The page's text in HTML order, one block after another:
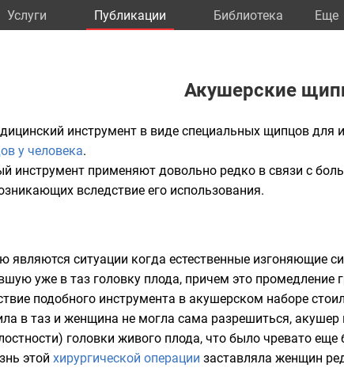
Услуги Публикации Библиотека Eще
Акушерские
инструмент в виде специальных щипцов для
у человека.
инструмент применяют довольно редко в связи с
вследствие его использования.
являются ситуации когда естественные изгоняющие
уже в таз головку плода, причем это промедление
подобного инструмента в акушерском наборе
в таз и женщина не могла сама разрешиться,
головки живого плода, что было чревато
этой хирургической операции заставляла женщин